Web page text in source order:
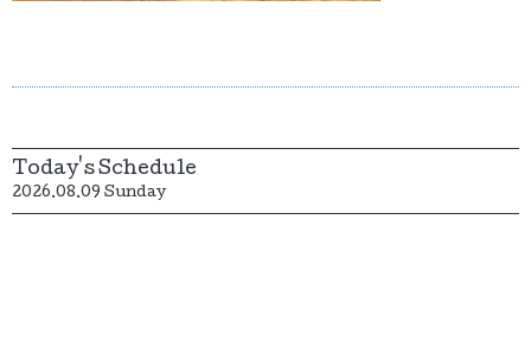
Today's Schedule
2026.08.09 Sunday